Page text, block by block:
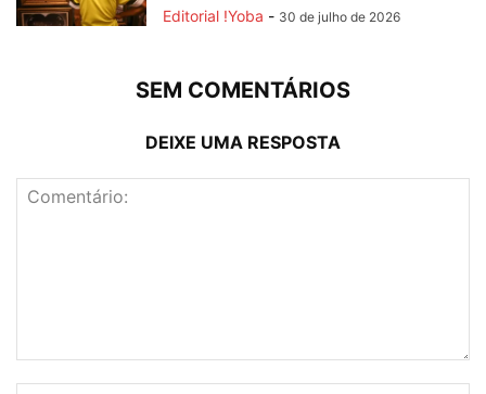
Editorial !Yoba - 30 de julho de 2026
SEM COMENTÁRIOS
DEIXE UMA RESPOSTA